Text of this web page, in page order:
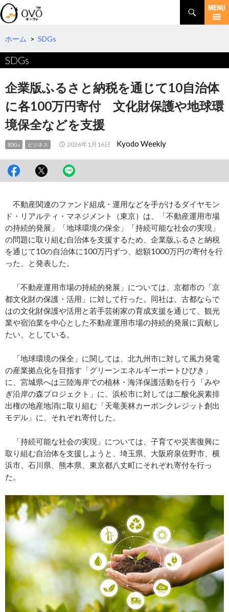
検
索
コ
テ
ツ
へ
動
ホーム > SDGs
SDGs
企業版ふるさと納税を通じて10自治体
に各100万円寄付 文化財保護や地球環
境保全などを支援
SDGs ビジネス 2026年1月16日 Kyodo Weekly
不動産関連のファンド組成・運用などを手がけるダイヤモン
ド・リアルティ・マネジメント（東京）は、「不動産運用市場
の持続的発展」「地球環境の保全」「持続可能な社会の実現」
の問題に取り組む自治体を支援するため、企業版ふるさと納税
を通じて10の自治体に100万円ずつ、総額1000万円の寄付を行
った、と発表した。
「不動産運用市場の持続的発展」については、京都市の「京
都文化財の保護・活用」に対して行った。同社は、古都ならで
はの文化財保護や活用と若手芸術家の育成支援を通じて、観光
業や宿泊業を中心とした不動産運用市場の持続的発展に貢献し
たい、としている。
「地球環境の保全」に関しては、北九州市に対して風力発電
の産業拠点化を目指す「グリーンエネルギーポートひびき」
に、宮城県へは三陸海岸での植林・海洋保護活動を行う「みや
ぎ沿岸の森プロジェクト」に、浜松市に対しては二酸化炭素排
出権の地産地消に取り組む「天竜美林カーボンクレジット創出
モデル」に、それぞれ寄付した。
「持続可能な社会の実現」については、子育てや災害復興に
取り組む自治体を支援しようと、埼玉県、大阪府泉佐野市、横
浜市、石川県、熊本県、東京都八丈町にそれぞれ寄付を行っ
た。